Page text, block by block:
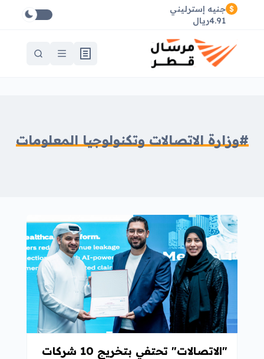
جنيه إسترليني
4.91ريال
#وزارة الاتصالات وتكنولوجيا المعلومات
"الاتصالات" تحتفي بتخريج 10 شركات